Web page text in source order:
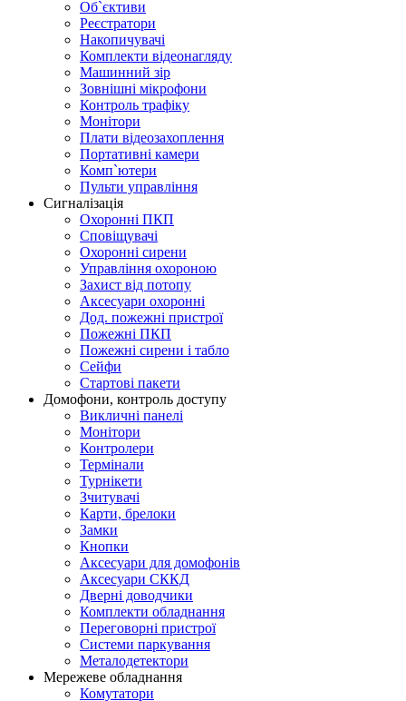
Об`єктиви
Реєстратори
Накопичувачі
Комплекти відеонагляду
Машинний зір
Зовнішні мікрофони
Контроль трафіку
Монітори
Плати відеозахоплення
Портативні камери
Комп`ютери
Пульти управління
Сигналізація
Охоронні ПКП
Сповіщувачі
Охоронні сирени
Управління охороною
Захист від потопу
Аксесуари охоронні
Дод. пожежні пристрої
Пожежні ПКП
Пожежні сирени і табло
Сейфи
Стартові пакети
Домофони, контроль доступу
Викличні панелі
Монітори
Контролери
Термінали
Турнікети
Зчитувачі
Карти, брелоки
Замки
Кнопки
Аксесуари для домофонів
Аксесуари СККД
Дверні доводчики
Комплекти обладнання
Переговорні пристрої
Системи паркування
Металодетектори
Мережеве обладнання
Комутатори